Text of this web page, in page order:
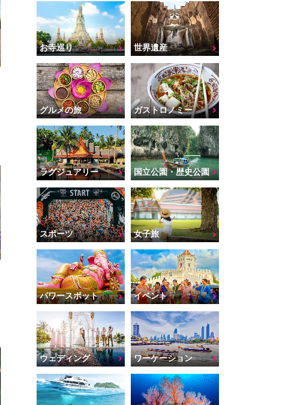
お寺巡り 世界遺産
グルメの旅 ガストロノミー
ラグジュアリー 国立公園・歴史公園
スポーツ 女子旅
パワースポット イベント
ウェディング ワーケーション